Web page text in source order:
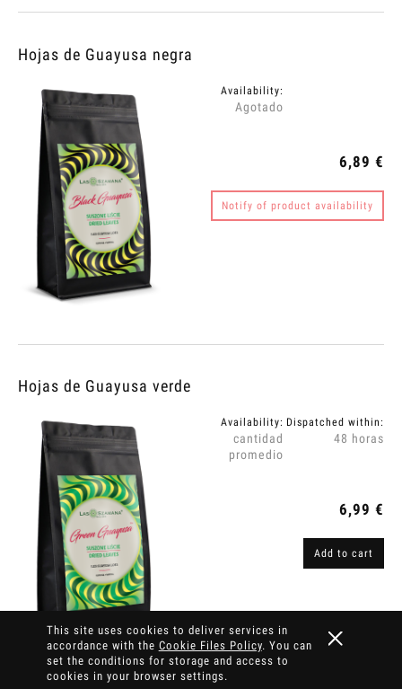
This site uses cookies to deliver services in
accordance with the Cookie Files Policy. You can
set the conditions for storage and access to
cookies in your browser settings.
Hojas de Guayusa negra
Availability:
Agotado
6,89 €
Notify of product availability
Hojas de Guayusa verde
Availability:
cantidad
promedio
Dispatched within:
48 horas
6,99 €
Add to cart